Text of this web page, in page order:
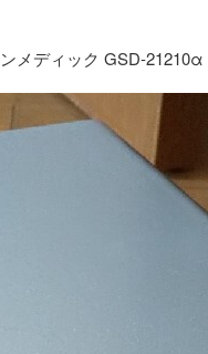
メディック GSD-21210α